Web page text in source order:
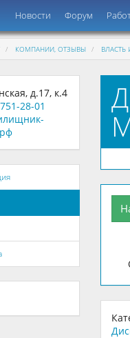
Новости Форум
КОМПАНИИ, ОТЗЫВЫ
д.17, к.4
28-01